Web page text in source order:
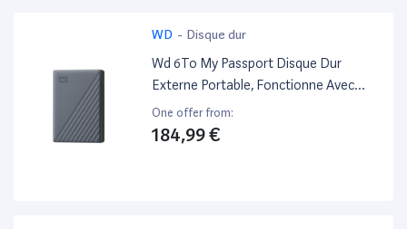
WD - Disque dur
Wd 6To My Passport Disque Dur
Externe Portable, Fonctionne Avec
Appareils Usb-C Et Usb-A, Parfait Pour
Sauvegarde Et Stockage, Format
One offer from:
184,99 €